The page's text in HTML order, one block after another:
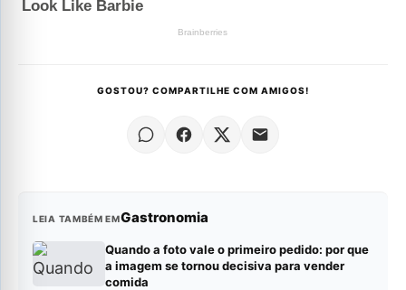
GOSTOU? COMPARTILHE COM AMIGOS!
LEIA TAMBÉM EMGastronomia
Quando a foto vale o primeiro pedido: por que
a imagem se tornou decisiva para vender
comida